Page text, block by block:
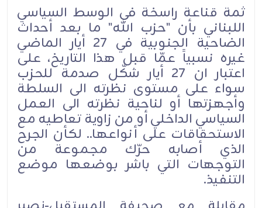
ثمة قناعة راسخة في الوسط السياسي
اللبناني بأن "حزب الله" ما بعد أحداث
الضاحية الجنوبية في 27 أيار الماضي
غيره نسبياً عمّا قبل هذا التاريخ، على
اعتبار ان 27 أيار شكّل صدمة للحزب
سواء على مستوى نظرته الى السلطة
وأجهزتها أو لناحية نظرته الى العمل
السياسي الداخلي أو من زاوية تعاطيه مع
الاستحقاقات على أنواعها.. لكأن الجرح
الذي أصابه حرّك مجموعة من
التوجهات التي باشر بوضعها موضع
التنفيذ.